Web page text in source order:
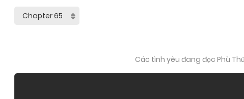
Các tình yêu đang đọc Phù